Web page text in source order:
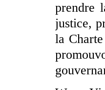
prendre
justice,
la